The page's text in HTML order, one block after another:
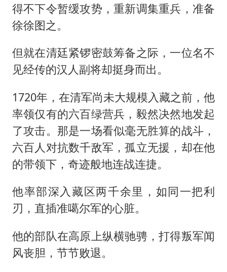
得不下令暂缓攻势，重新调集重兵，准备
徐徐图之。
但就在清廷紧锣密鼓筹备之际，一位名不
见经传的汉人副将却挺身而出。
1720年，在清军尚未大规模入藏之前，他
率领仅有的六百绿营兵，毅然决然地发起
了攻击。那是一场看似毫无胜算的战斗，
六百人对抗数千敌军，孤立无援，却在他
的带领下，奇迹般地连战连捷。
他率部深入藏区两千余里，如同一把利
刃，直插准噶尔军的心脏。
他的部队在高原上纵横驰骋，打得叛军闻
风丧胆，节节败退。